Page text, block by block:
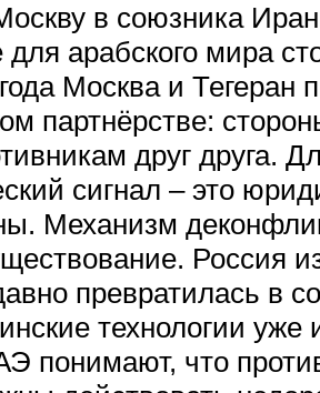
в союзника
для арабского мира
Москва и Тегеран
партнёрстве:
друг друга.
сигнал – это
Механизм
Россия
превратилась в
технологии
понимают, что